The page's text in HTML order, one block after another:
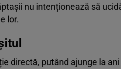
nu intenționează să
lor.
directă, putând ajunge la ani